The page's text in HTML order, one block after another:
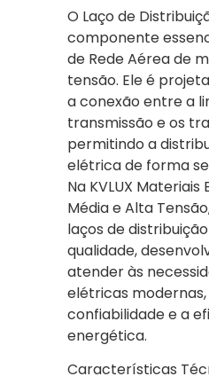
O Laço de
componente
de Rede Aérea de
tensão. Ele é
a conexão entre a
transmissão e os
permitindo a
elétrica de forma
Na KVLUX
Média e Alta
laços de
qualidade,
atender às
elétricas
confiabilidade e a
energética.
Características